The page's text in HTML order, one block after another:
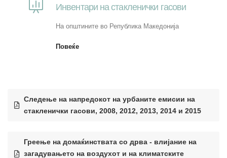
Инвентари на стакленички гасови
На општините во Република Македонија
Повеќе
Следење на напредокот на урбаните емисии на
стакленички гасови, 2008, 2012, 2013, 2014 и 2015
Греење на домаќинствата со дрва - влијание на
загадувањето на воздухот и на климатските